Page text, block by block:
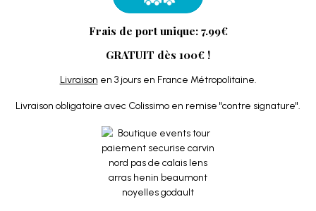
Frais de port unique: 7.99€
GRATUIT dès 100€ !
Livraison en 3 jours en France Métropolitaine.
Livraison obligatoire avec Colissimo en remise "contre signature".